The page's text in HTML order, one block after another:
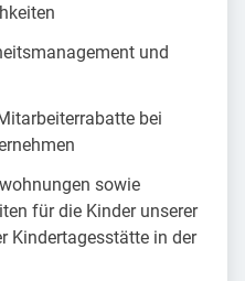
und
bei
sowie
für die Kinder unserer
Kindertagesstätte in der